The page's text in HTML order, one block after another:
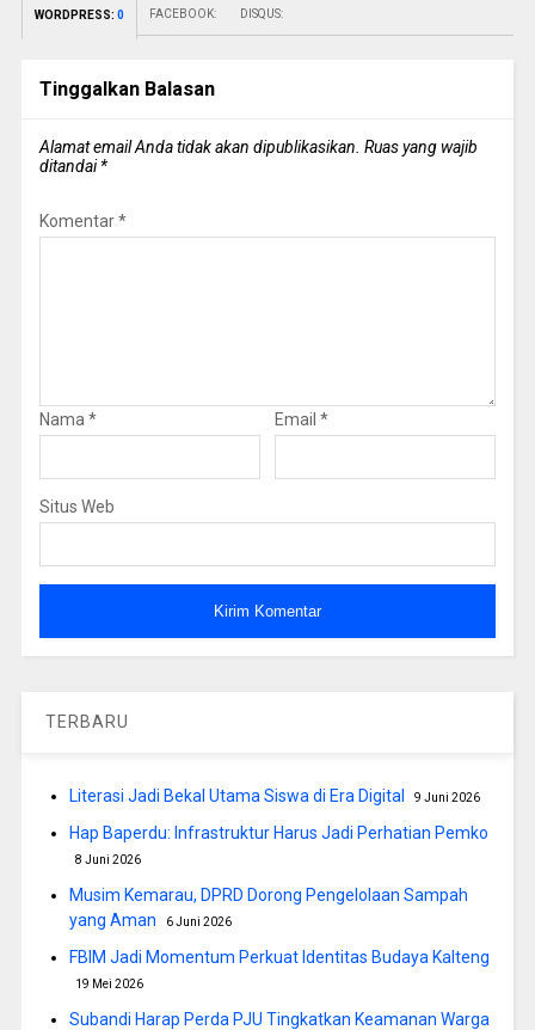
WORDPRESS: 0 FACEBOOK: DISQUS:
Tinggalkan Balasan
Alamat email Anda tidak akan dipublikasikan. Ruas yang wajib
ditandai*
Komentar*
Nama* Email *
Situs Web
TERBARU
Literasi Jadi Bekal Utama Siswa di Era Digital 9 Juni 2026
Hap Baperdu: Infrastruktur Harus Jadi Perhatian Pemko
8 Juni 2026
Musim Kemarau, DPRD Dorong Pengelolaan Sampah
yang Aman
6 Juni 2026
FBIM Jadi Momentum Perkuat Identitas Budaya Kalteng
19 Mei 2026
Subandi Harap Perda PJU Tingkatkan Keamanan Warga